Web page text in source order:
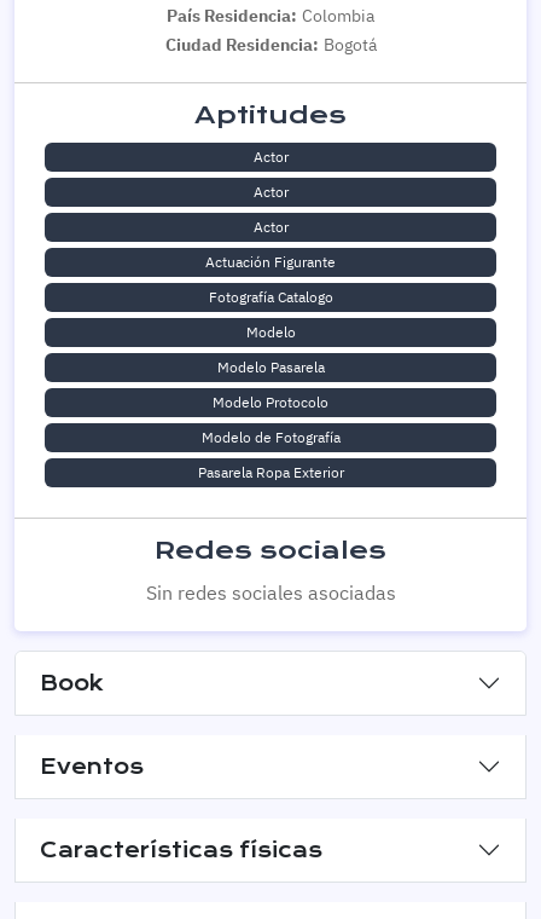
País Residencia: Colombia
Ciudad Residencia: Bogotá
Aptitudes
Actor
Actor
Actor
Actuación Figurante
Fotografía Catalogo
Modelo
Modelo Pasarela
Modelo Protocolo
Modelo de Fotografía
Pasarela Ropa Exterior
Redes sociales
Sin redes sociales asociadas
Book
Eventos
Características físicas